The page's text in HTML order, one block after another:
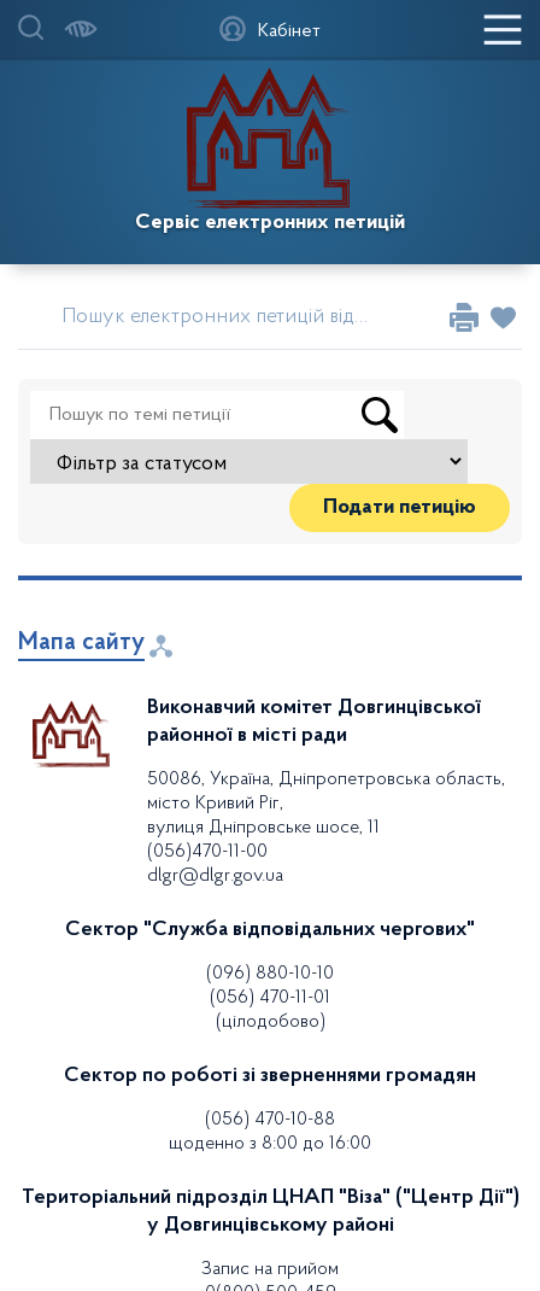
Сервіс електронних петицій
Кабінет
Пошук електронних петицій від громадських об`єднань
Подати петицію
Мапа сайту
Виконавчий комітет Довгинцівської
районної в місті ради
50086, Україна, Дніпропетровська область,
місто Кривий Ріг,
вулиця Дніпровське шосе, 11
(056)470-11-00
dlgr@dlgr.gov.ua
Сектор "Служба відповідальних чергових"
(096) 880-10-10
(056) 470-11-01
(цілодобово)
Сектор по роботі зі зверненнями громадян
(056) 470-10-88
щоденно з 8:00 до 16:00
Територіальний підрозділ ЦНАП "Віза" ("Центр Дії")
у Довгинцівському районі
Запис на прийом